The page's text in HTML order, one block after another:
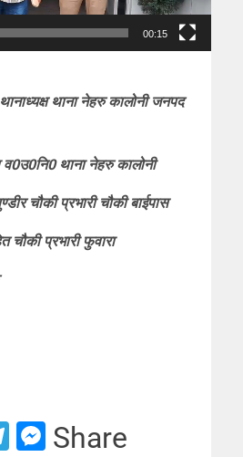
00:15
थाना नेहरु कालोनी जनपद
थाना नेहरु कालोनी
चौकी प्रभारी चौकी बाईपास
चौकी प्रभारी फुवारा
Telegram
Messenger
Share